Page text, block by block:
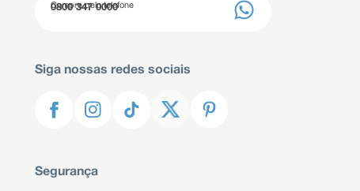
Compre pelo telefone
0800 347 0000
Siga nossas redes sociais
Segurança